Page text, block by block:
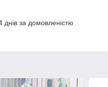
за домовленістю